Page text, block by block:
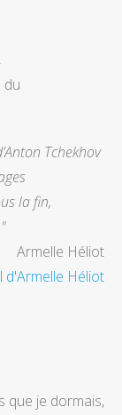
du
Tchekhov
la fin,
Armelle Héliot
d'Armelle Héliot
que je dormais,